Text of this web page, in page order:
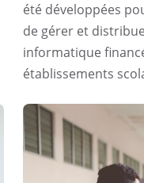
été développées
de gérer et
informatique
établissements